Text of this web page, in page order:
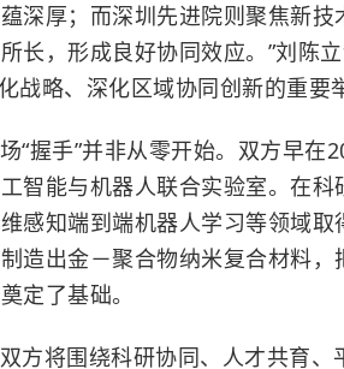
深厚；而深圳先进院则聚焦新技
长，形成良好协同效应。”刘陈
战略、深化区域协同创新的重要
“握手”并非从零开始。双方早在
智能与机器人联合实验室。在
感知端到端机器人学习等领域
制造出金－聚合物纳米复合材料，
定了基础。
方将围绕科研协同、人才共育